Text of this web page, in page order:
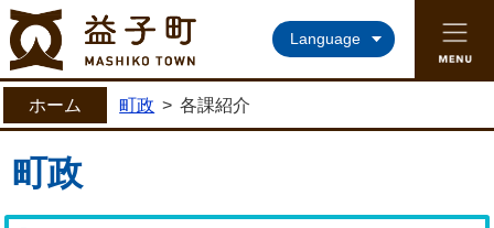
益子町ホームページ
Language
ホーム 町政 > 各課紹介
町政